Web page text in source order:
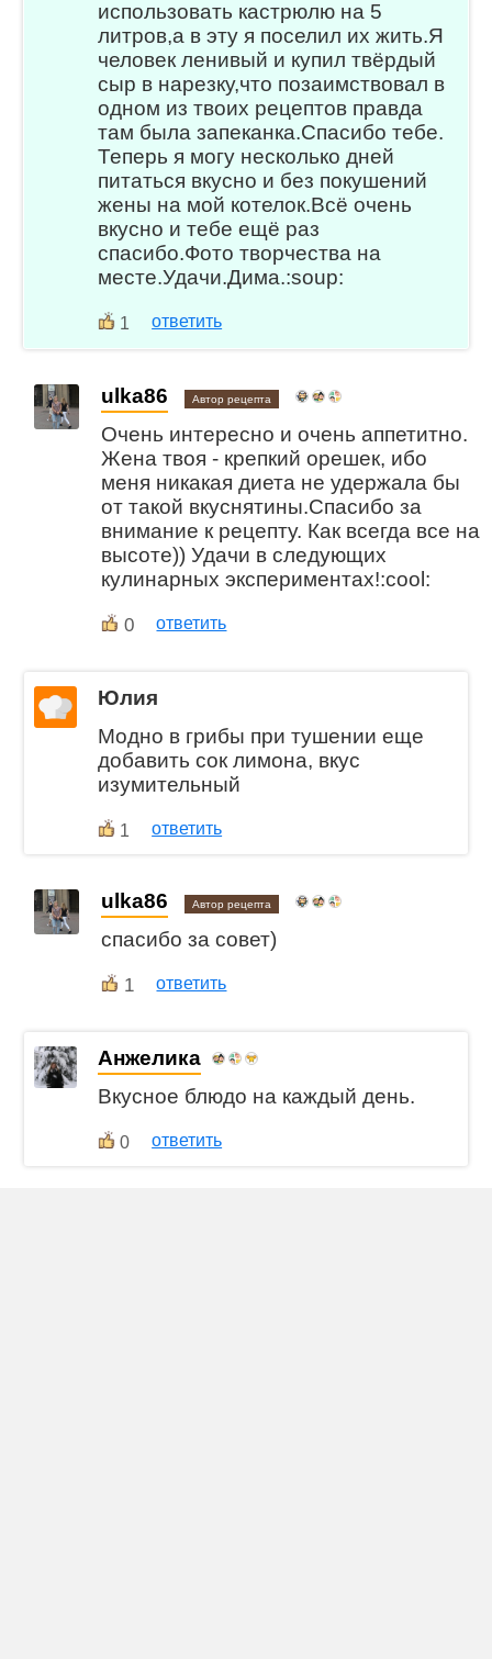
использовать кастрюлю на 5
литров,а в эту я поселил их жить.Я
человек ленивый и купил твёрдый
сыр в нарезку,что позаимствовал в
одном из твоих рецептов правда
там была запеканка.Спасибо тебе.
Теперь я могу несколько дней
питаться вкусно и без покушений
жены на мой котелок.Всё очень
вкусно и тебе ещё раз
спасибо.Фото творчества на
месте.Удачи.Дима.:soup:
1 ответить
ulka86 Автор рецепта
Очень интересно и очень аппетитно.
Жена твоя - крепкий орешек, ибо
меня никакая диета не удержала бы
от такой вкуснятины.Спасибо за
внимание к рецепту. Как всегда все на
высоте)) Удачи в следующих
кулинарных экспериментах!:cool:
0 ответить
Юлия
Модно в грибы при тушении еще
добавить сок лимона, вкус
изумительный
1 ответить
ulka86 Автор рецепта
спасибо за совет)
1 ответить
Анжелика
Вкусное блюдо на каждый день.
0 ответить